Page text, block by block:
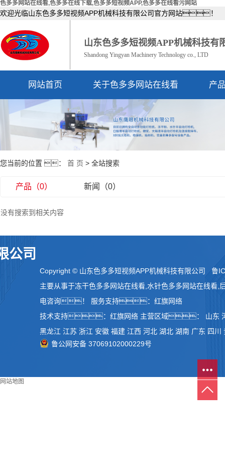
色多多网站在线看,色多多在线下载,色多多短视频APP,色多多在线看污网站
欢迎光临山东色多多短视频APP机械科技有限公司官方网站！
山东色多多短视频APP机械科技有
Shandong Yingyan Machinery Technology co., LTD
网站首页 关于色多多网站在线看
公司简介
资质荣誉
产
您当前的位置 ： 首 页 > 全站搜索
产品（0） 新闻（0）
没有搜索到相关内容
公司
Copyright © 山东色多多短视频APP机械科技有限公司 鲁
主要从事于冻干色多多网站在线看 水针色多多网站在线看
电咨询！ 服务支持： 红旗网络
技术支持： 红旗网络 主营区域： 山东
黑龙江 江苏 浙江 安徽 福建 江西 河北 湖北 湖南 广东 四川
鲁公网安备 37069102000229号
网站地图